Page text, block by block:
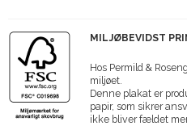
MILJØBEVIDST
Hos Permild &
miljøet.
Denne plakat er
papir, som sikrer
ikke bliver fældet